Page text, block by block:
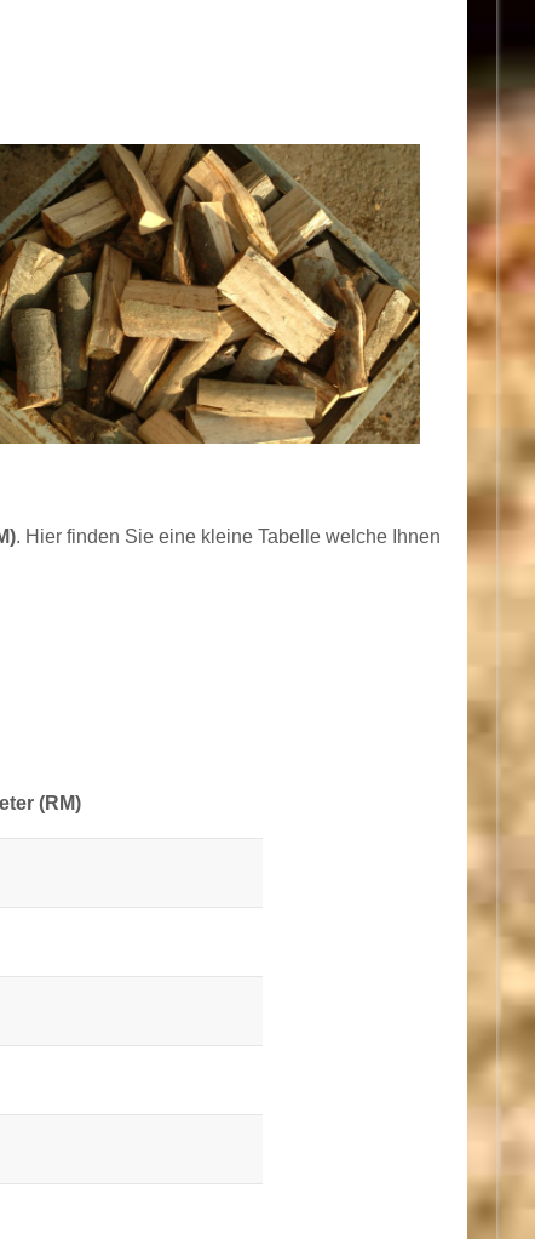
. Hier finden Sie eine kleine Tabelle welche Ihnen
(RM)